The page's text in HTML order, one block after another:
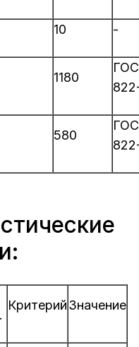
10 -
1180
580
КритерийЗначение